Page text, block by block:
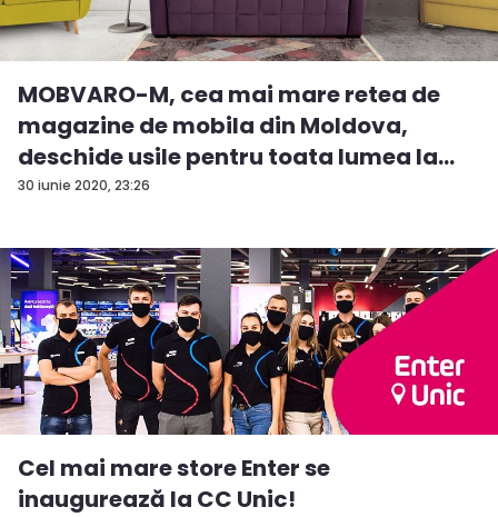
30 iunie 2020, 23:26
MOBVARO-M, cea mai mare retea de
magazine de mobila din Moldova,
deschide usile pentru toata lumea la
inc...
Cel mai mare store Enter se
inaugurează la CC Unic!